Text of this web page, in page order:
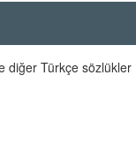
diğer Türkçe sözlükler